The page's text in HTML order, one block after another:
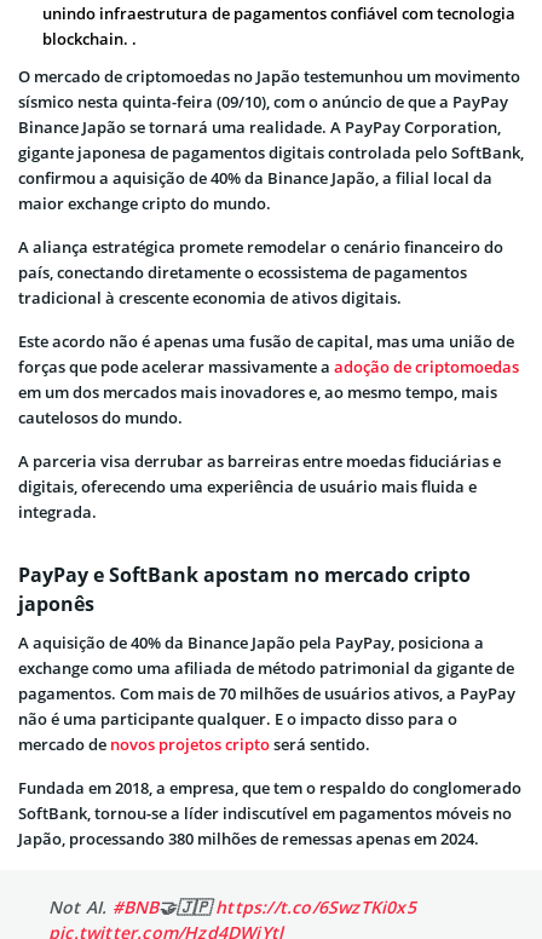
unindo infraestrutura de pagamentos confiável com tecnologia
blockchain. .
O mercado de criptomoedas no Japão testemunhou um movimento
sísmico nesta quinta-feira (09/10), com o anúncio de que a PayPay
Binance Japão se tornará uma realidade. A PayPay Corporation,
gigante japonesa de pagamentos digitais controlada pelo SoftBank,
confirmou a aquisição de 40% da Binance Japão, a filial local da
maior exchange cripto do mundo.
A aliança estratégica promete remodelar o cenário financeiro do
país, conectando diretamente o ecossistema de pagamentos
tradicional à crescente economia de ativos digitais.
Este acordo não é apenas uma fusão de capital, mas uma união de
forças que pode acelerar massivamente a adoção de criptomoedas
em um dos mercados mais inovadores e, ao mesmo tempo, mais
cautelosos do mundo.
A parceria visa derrubar as barreiras entre moedas fiduciárias e
digitais, oferecendo uma experiência de usuário mais fluida e
integrada.
PayPay e SoftBank apostam no mercado cripto
japonês
A aquisição de 40% da Binance Japão pela PayPay, posiciona a
exchange como uma afiliada de método patrimonial da gigante de
pagamentos. Com mais de 70 milhões de usuários ativos, a PayPay
não é uma participante qualquer. E o impacto disso para o
mercado de novos projetos criptoserá sentido.
Fundada em 2018, a empresa, que tem o respaldo do conglomerado
SoftBank, tornou-se a líder indiscutível em pagamentos móveis no
Japão, processando 380 milhões de remessas apenas em 2024.
Not AI. #BNB🤝🇯🇵https://t.co/6SwzTKi0x5
pic.twitter.com/Hzd4DWiYtl